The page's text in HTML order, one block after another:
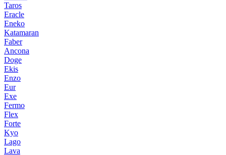
Taros
Eracle
Eneko
Katamaran
Faber
Ancona
Doge
Ekis
Enzo
Eur
Exe
Fermo
Flex
Forte
Kyo
Lago
Lava